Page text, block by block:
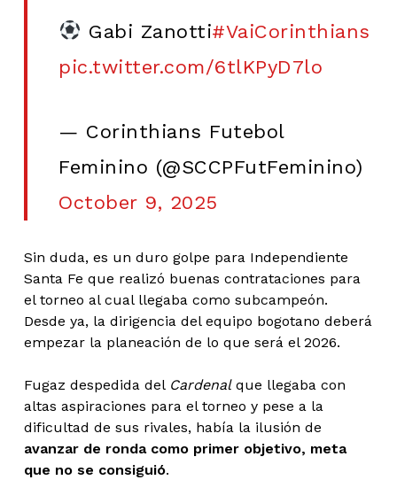
Gabi Zanotti#VaiCorinthians
pic.twitter.com/6tlKPyD7lo
— Corinthians Futebol
Feminino (@SCCPFutFeminino)
October 9, 2025
Sin duda, es un duro golpe para Independiente
Santa Fe que realizó buenas contrataciones para
el torneo al cual llegaba como subcampeón.
Desde ya, la dirigencia del equipo bogotano deberá
empezar la planeación de lo que será el 2026.
Fugaz despedida del Cardenalque llegaba con
altas aspiraciones para el torneo y pese a la
dificultad de sus rivales, había la ilusión de
avanzar de ronda como primer objetivo, meta
que no se consiguió.